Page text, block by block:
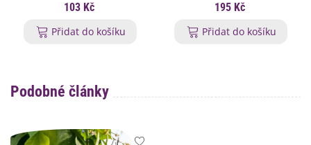
103 Kč
Přidat do košíku
195 Kč
Přidat do košíku
Podobné články